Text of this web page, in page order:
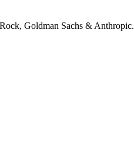
Goldman Sachs & Anthropic.